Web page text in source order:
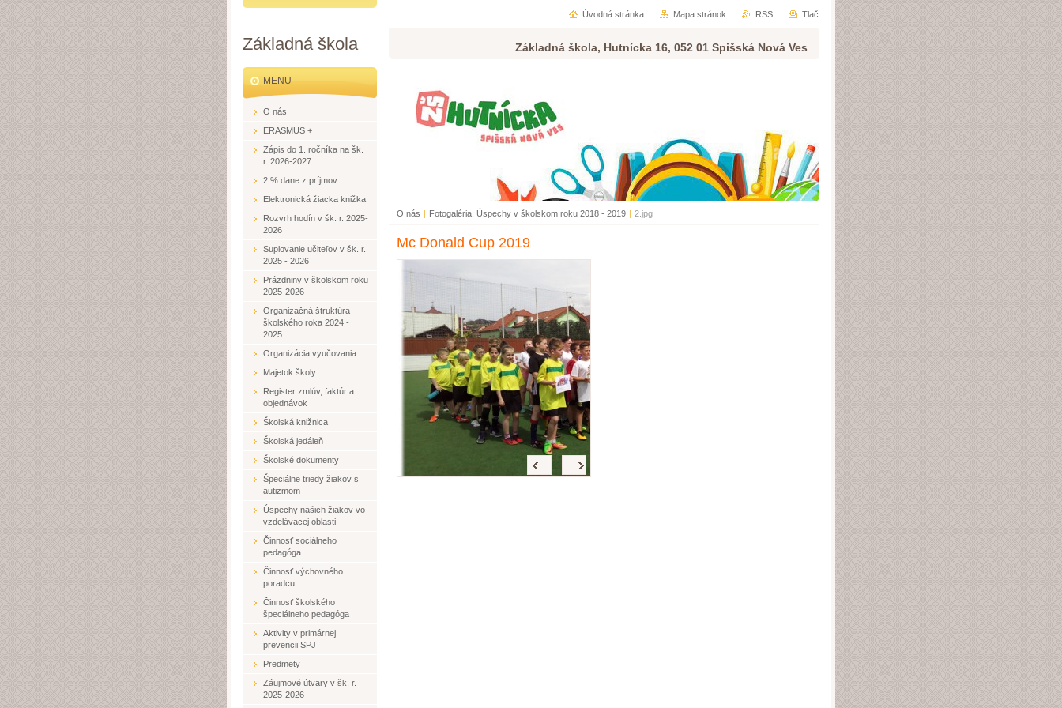
Základná škola Základná škola, Hutnícka 16, 052 01 Spišská Nová Ves
O nás | Fotogaléria: Úspechy v školskom roku 2018 - 2019 | 2.jpg
Mc Donald Cup 2019
< >
MENU
O nás
ERASMUS +
Zápis do 1. ročníka na šk.
r. 2026-2027
2 % dane z príjmov
Elektronická žiacka knižka
Rozvrh hodín v šk. r. 2025-
2026
Suplovanie učiteľov v šk. r.
2025 - 2026
Prázdniny v školskom roku
2025-2026
Organizačná štruktúra
školského roka 2024 -
2025
Organizácia vyučovania
Majetok školy
Register zmlúv, faktúr a
objednávok
Školská knižnica
Školská jedáleň
Školské dokumenty
Špeciálne triedy žiakov s
autizmom
Úspechy našich žiakov vo
vzdelávacej oblasti
Činnosť sociálneho
pedagóga
Činnosť výchovného
poradcu
Činnosť školského
špeciálneho pedagóga
Aktivity v primárnej
prevencii SPJ
Predmety
Záujmové útvary v šk. r.
2025-2026
Úvodná stránka Mapa stránok RSS Tlač